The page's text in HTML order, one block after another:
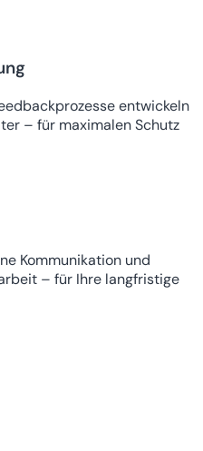
entwickeln
– für maximalen Schutz
Kommunikation und
– für Ihre langfristige